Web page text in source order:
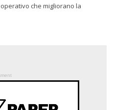
che migliorano la